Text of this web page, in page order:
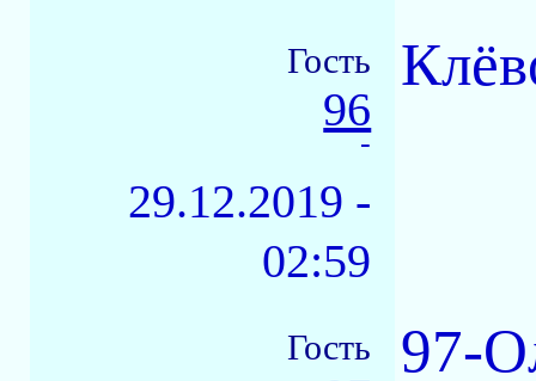
Гость
96
-
29.12.2019 -
02:59
Гость
97-